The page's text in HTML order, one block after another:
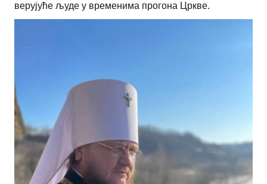
верујуће људе у временима прогона Цркве.